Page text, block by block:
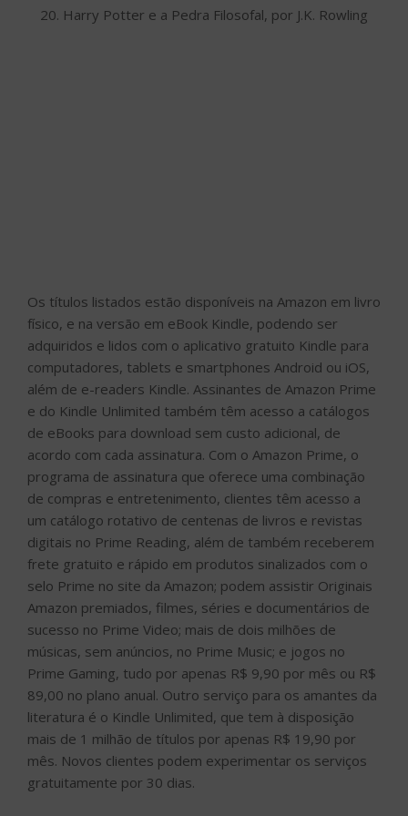
20. Harry Potter e a Pedra Filosofal, por J.K. Rowling
Os títulos listados estão disponíveis na Amazon em livro
físico, e na versão em eBook Kindle, podendo ser
adquiridos e lidos com o aplicativo gratuito Kindle para
computadores, tablets e smartphones Android ou iOS,
além de e-readers Kindle. Assinantes de Amazon Prime
e do Kindle Unlimited também têm acesso a catálogos
de eBooks para download sem custo adicional, de
acordo com cada assinatura. Com o Amazon Prime, o
programa de assinatura que oferece uma combinação
de compras e entretenimento, clientes têm acesso a
um catálogo rotativo de centenas de livros e revistas
digitais no Prime Reading, além de também receberem
frete gratuito e rápido em produtos sinalizados com o
selo Prime no site da Amazon; podem assistir Originais
Amazon premiados, filmes, séries e documentários de
sucesso no Prime Video; mais de dois milhões de
músicas, sem anúncios, no Prime Music; e jogos no
Prime Gaming, tudo por apenas R$ 9,90 por mês ou R$
89,00 no plano anual. Outro serviço para os amantes da
literatura é o Kindle Unlimited, que tem à disposição
mais de 1 milhão de títulos por apenas R$ 19,90 por
mês. Novos clientes podem experimentar os serviços
gratuitamente por 30 dias.